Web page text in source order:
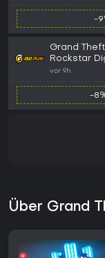
-
Grand
Rockstar
vor 9h
-
Über Grand